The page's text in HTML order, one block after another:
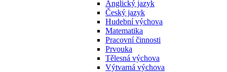
Anglický jazyk
Český jazyk
Hudební výchova
Matematika
Pracovní činnosti
Prvouka
Tělesná výchova
Výtvarná výchova